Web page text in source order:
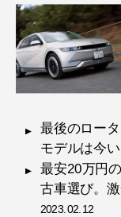
最後のロー
モデルは今
最安20万円
古車選び。
2023.02.12